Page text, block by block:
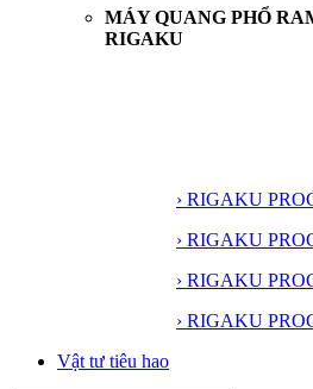
MÁY QUANG PHỔ
RIGAKU
› RIGAKU
› RIGAKU
› RIGAKU
› RIGAKU
Vật tư tiêu hao